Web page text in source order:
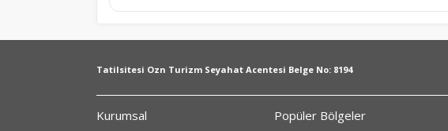
Tatilsitesi Ozn Turizm Seyahat Acentesi Belge No: 8194
Kurumsal Popüler Bölgeler